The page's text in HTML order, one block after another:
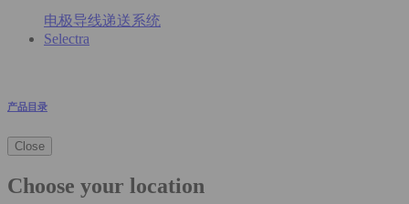
电极导线递送系统
Selectra
产品目录
Close
Choose your location